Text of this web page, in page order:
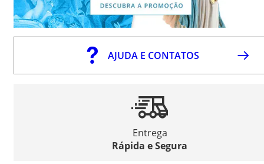
AJUDA E CONTATOS
Entrega
Rápida e Segura